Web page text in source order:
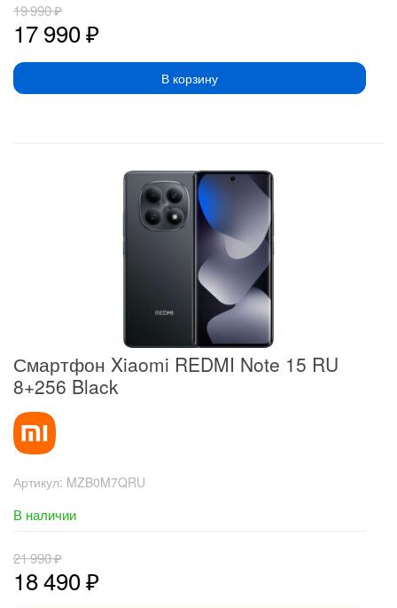
17 990₽
19 990₽
В корзину
Смартфон Xiaomi REDMI Note 15 RU
8+256 Black
Артикул: MZB0M7QRU
В наличии
18 490₽
21 990₽